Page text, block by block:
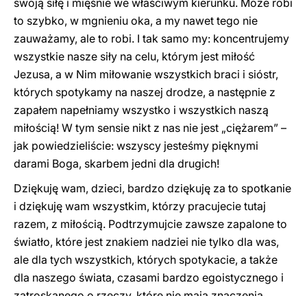
swoją siłę i mięśnie we właściwym kierunku. Może robi
to szybko, w mgnieniu oka, a my nawet tego nie
zauważamy, ale to robi. I tak samo my: koncentrujemy
wszystkie nasze siły na celu, którym jest miłość
Jezusa, a w Nim miłowanie wszystkich braci i sióstr,
których spotykamy na naszej drodze, a następnie z
zapałem napełniamy wszystko i wszystkich naszą
miłością! W tym sensie nikt z nas nie jest „ciężarem” –
jak powiedzieliście: wszyscy jesteśmy pięknymi
darami Boga, skarbem jedni dla drugich!
Dziękuję wam, dzieci, bardzo dziękuję za to spotkanie
i dziękuję wam wszystkim, którzy pracujecie tutaj
razem, z miłością. Podtrzymujcie zawsze zapalone to
światło, które jest znakiem nadziei nie tylko dla was,
ale dla tych wszystkich, których spotykacie, a także
dla naszego świata, czasami bardzo egoistycznego i